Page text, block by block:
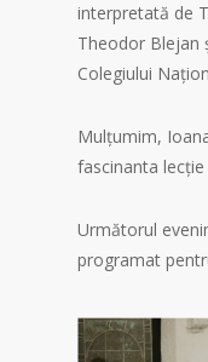
interpretată de
Theodor Blejan
Colegiului
Mulțumim,
fascinanta
Următorul
programat